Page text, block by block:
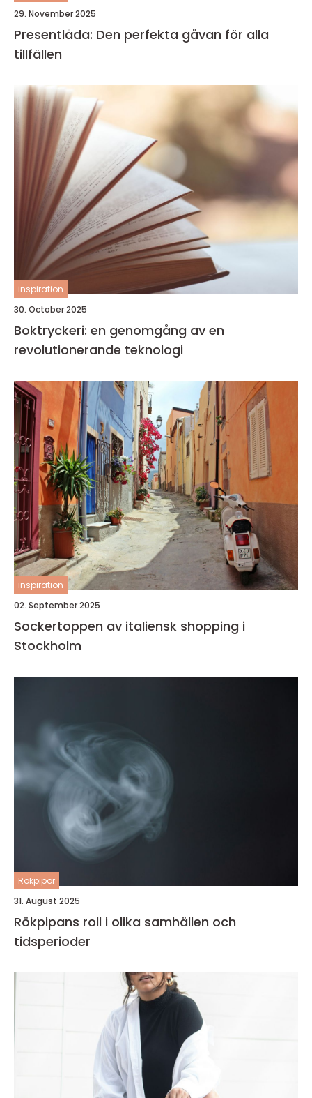
29. November 2025
Presentlåda: Den perfekta gåvan för alla
tillfällen
inspiration
30. October 2025
Boktryckeri: en genomgång av en
revolutionerande teknologi
inspiration
02. September 2025
Sockertoppen av italiensk shopping i
Stockholm
Rökpipor
31. August 2025
Rökpipans roll i olika samhällen och
tidsperioder